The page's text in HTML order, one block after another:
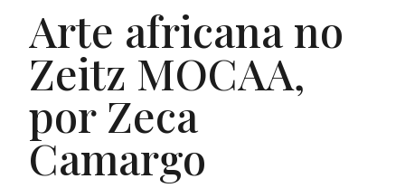
Arte africana no
Zeitz MOCAA,
por Zeca
Camargo